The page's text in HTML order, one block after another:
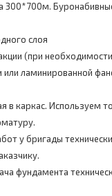
300*700м.
слоя
(при
или ламинированной
в каркас. Используем
у бригады
фундамента